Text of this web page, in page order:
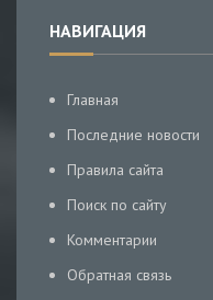
НАВИГАЦИЯ
Главная
Последние новости
Правила сайта
Поиск по сайту
Комментарии
Обратная связь